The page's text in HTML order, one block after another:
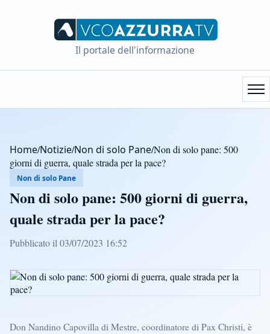
Il portale dell'informazione
Home/Notizie/Non di solo Pane/Non di solo pane: 500
giorni di guerra, quale strada per la pace?
Non di solo Pane
Non di solo pane: 500 giorni di guerra,
quale strada per la pace?
Pubblicato il 03/07/2023 16:52
Don Nandino Capovilla di Mestre, coordinatore di Pax Christi, è